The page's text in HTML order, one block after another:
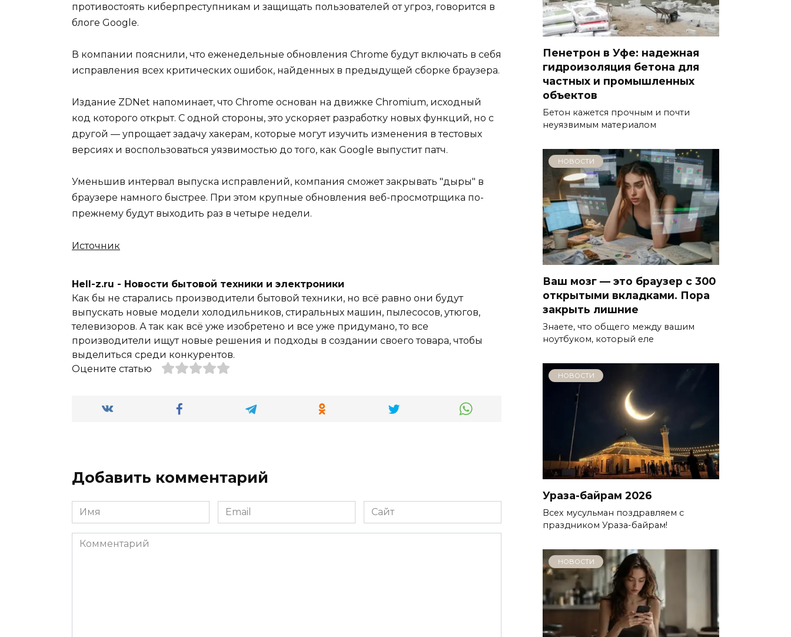
противостоять киберпреступникам и защищать пользователей от угроз, говорится в
блоге Google.
В компании пояснили, что еженедельные обновления Chrome будут включать в себя
исправления всех критических ошибок, найденных в предыдущей сборке браузера.
Издание ZDNet напоминает, что Chrome основан на движке Chromium, исходный
код которого открыт. С одной стороны, это ускоряет разработку новых функций, но с
другой — упрощает задачу хакерам, которые могут изучить изменения в тестовых
версиях и воспользоваться уязвимостью до того, как Google выпустит патч.
Уменьшив интервал выпуска исправлений, компания сможет закрывать "дыры" в
браузере намного быстрее. При этом крупные обновления веб-просмотрщика по-
прежнему будут выходить раз в четыре недели.
Источник
Hell-z.ru - Новости бытовой техники и электроники
Как бы не старались производители бытовой техники, но всё равно они будут
выпускать новые модели холодильников, стиральных машин, пылесосов, утюгов,
телевизоров. А так как всё уже изобретено и все уже придумано, то все
производители ищут новые решения и подходы в создании своего товара, чтобы
выделиться среди конкурентов.
Оцените статью
Добавить комментарий
Имя
*
Email
*
Сайт
Комментарий
Пенетрон в Уфе: надежная
гидроизоляция бетона для
частных и промышленных
объектов
Бетон кажется прочным и почти
неуязвимым материалом
НОВОСТИ
Ваш мозг — это браузер с 300
открытыми вкладками. Пора
закрыть лишние
Знаете, что общего между вашим
ноутбуком, который еле
НОВОСТИ
Ураза-байрам 2026
Всех мусульман поздравляем с
праздником Ураза-байрам!
НОВОСТИ